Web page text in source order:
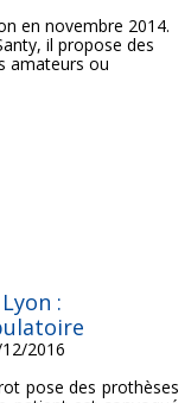
en novembre 2014.
il propose des
amateurs ou
:
2016
pose des prothèses